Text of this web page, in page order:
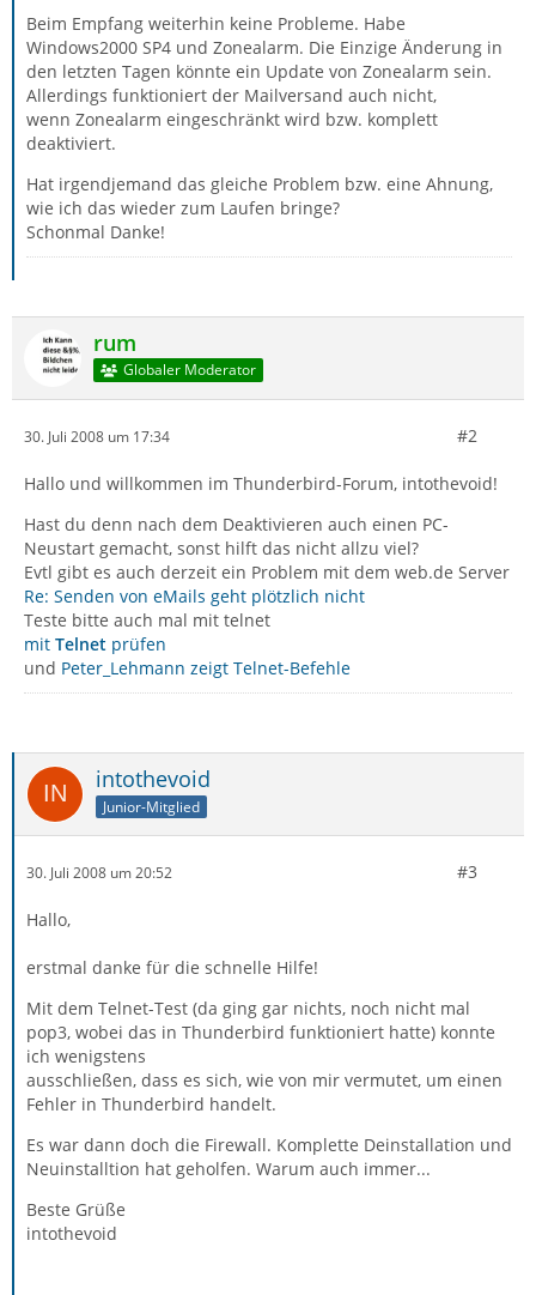
Beim Empfang weiterhin keine Probleme. Habe
Windows2000 SP4 und Zonealarm. Die Einzige Änderung in
den letzten Tagen könnte ein Update von Zonealarm sein.
Allerdings funktioniert der Mailversand auch nicht,
wenn Zonealarm eingeschränkt wird bzw. komplett
deaktiviert.
Hat irgendjemand das gleiche Problem bzw. eine Ahnung,
wie ich das wieder zum Laufen bringe?
Schonmal Danke!
rum
Globaler Moderator
30. Juli 2008 um 17:34 #2
Hallo und willkommen im Thunderbird-Forum, intothevoid!
Hast du denn nach dem Deaktivieren auch einen PC-
Neustart gemacht, sonst hilft das nicht allzu viel?
Evtl gibt es auch derzeit ein Problem mit dem web.de Server
Re: Senden von eMails geht plötzlich nicht
Teste bitte auch mal mit telnet
mit Telnet prüfen
und Peter_Lehmann zeigt Telnet-Befehle
intothevoid
Junior-Mitglied
30. Juli 2008 um 20:52 #3
Hallo,
erstmal danke für die schnelle Hilfe!
Mit dem Telnet-Test (da ging gar nichts, noch nicht mal
pop3, wobei das in Thunderbird funktioniert hatte) konnte
ich wenigstens
ausschließen, dass es sich, wie von mir vermutet, um einen
Fehler in Thunderbird handelt.
Es war dann doch die Firewall. Komplette Deinstallation und
Neuinstalltion hat geholfen. Warum auch immer...
Beste Grüße
intothevoid